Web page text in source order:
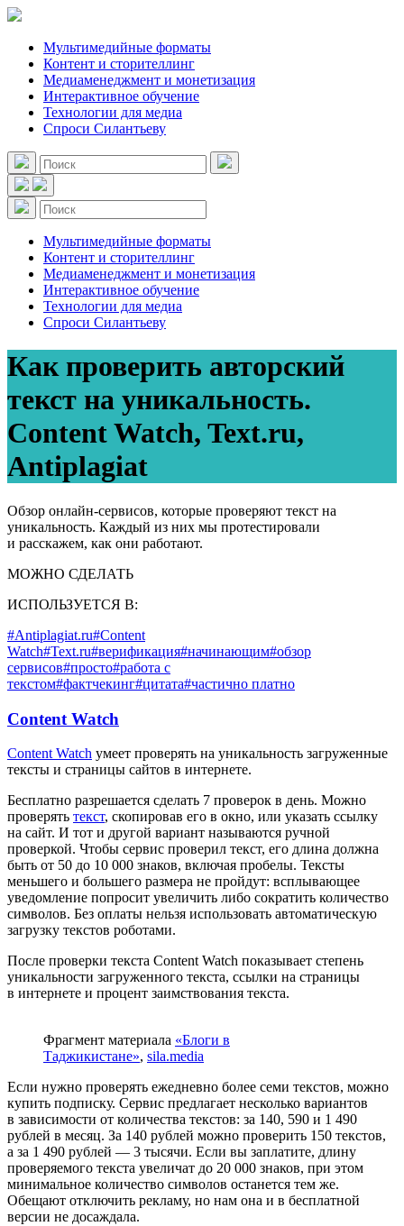
Мультимедийные форматы
Контент и сторителлинг
Медиаменеджмент и монетизация
Интерактивное обучение
Технологии для медиа
Спроси Силантьеву
Мультимедийные форматы
Контент и сторителлинг
Медиаменеджмент и монетизация
Интерактивное обучение
Технологии для медиа
Спроси Силантьеву
Как проверить авторский
текст на уникальность.
Content Watch, Text.ru,
Antiplagiat
Обзор онлайн-сервисов, которые проверяют текст на
уникальность. Каждый из них мы протестировали
и расскажем, как они работают.
МОЖНО СДЕЛАТЬ
ИСПОЛЬЗУЕТСЯ В:
#Antiplagiat.ru#Content
Watch#Text.ru#верификация#начинающим#обзор
сервисов#просто#работа с
текстом#фактчекинг#цитата#частично платно
Content Watch
Content Watch умеет проверять на уникальность загруженные
тексты и страницы сайтов в интернете.
Бесплатно разрешается сделать 7 проверок в день. Можно
проверять текст, скопировав его в окно, или указать ссылку
на сайт. И тот и другой вариант называются ручной
проверкой. Чтобы сервис проверил текст, его длина должна
быть от 50 до 10 000 знаков, включая пробелы. Тексты
меньшего и большего размера не пройдут: всплывающее
уведомление попросит увеличить либо сократить количество
символов. Без оплаты нельзя использовать автоматическую
загрузку текстов роботами.
После проверки текста Content Watch показывает степень
уникальности загруженного текста, ссылки на страницы
в интернете и процент заимствования текста.
Фрагмент материала «Блоги в
Таджикистане», sila.media
Если нужно проверять ежедневно более семи текстов, можно
купить подписку. Сервис предлагает несколько вариантов
в зависимости от количества текстов: за 140, 590 и 1 490
рублей в месяц. За 140 рублей можно проверить 150 текстов,
а за 1 490 рублей — 3 тысячи. Если вы заплатите, длину
проверяемого текста увеличат до 20 000 знаков, при этом
минимальное количество символов останется тем же.
Обещают отключить рекламу, но нам она и в бесплатной
версии не досаждала.